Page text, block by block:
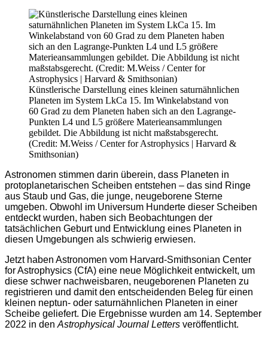
Künstlerische Darstellung eines kleinen saturnähnlichen
Planeten im System LkCa 15. Im Winkelabstand von
60 Grad zu dem Planeten haben sich an den Lagrange-
Punkten L4 und L5 größere Materieansammlungen
gebildet. Die Abbildung ist nicht maßstabsgerecht.
(Credit: M.Weiss / Center for Astrophysics | Harvard &
Smithsonian)
Astronomen stimmen darin überein, dass Planeten in
protoplanetarischen Scheiben entstehen – das sind Ringe
aus Staub und Gas, die junge, neugeborene Sterne
umgeben. Obwohl im Universum Hunderte dieser Scheiben
entdeckt wurden, haben sich Beobachtungen der
tatsächlichen Geburt und Entwicklung eines Planeten in
diesen Umgebungen als schwierig erwiesen.
Jetzt haben Astronomen vom Harvard-Smithsonian Center
for Astrophysics (CfA) eine neue Möglichkeit entwickelt, um
diese schwer nachweisbaren, neugeborenen Planeten zu
registrieren und damit den entscheidenden Beleg für einen
kleinen neptun- oder saturnähnlichen Planeten in einer
Scheibe geliefert. Die Ergebnisse wurden am 14. September
2022 in den Astrophysical Journal Letters veröffentlicht.